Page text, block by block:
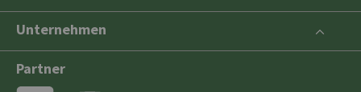
Unternehmen
Partner